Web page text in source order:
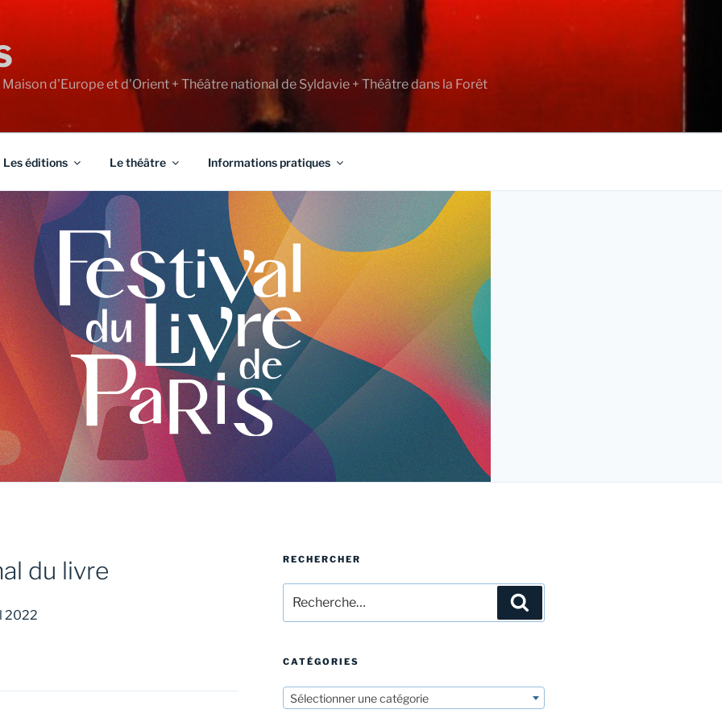
d'Europe et d'Orient + Théâtre national de Syldavie + Théâtre dans la Forêt
Les éditions Le théâtre Informations pratiques
du livre
2022
RECHERCHER
pour
:
CATÉGORIES
Sélectionner une catégorie